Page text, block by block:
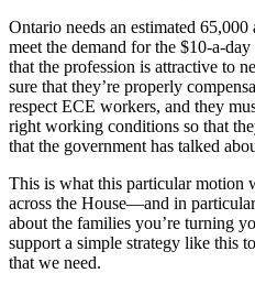
Ontario needs an estimated
meet the demand for the $10-a-
that the profession is attractive to
sure that they’re properly
respect ECE workers, and they
right working conditions so that
that the government has talked
This is what this particular motion
across the House—and in
about the families you’re turning
support a simple strategy like this
that we need.